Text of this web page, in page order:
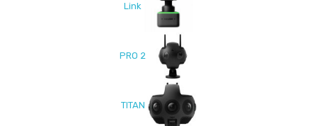
Link
PRO 2
TITAN